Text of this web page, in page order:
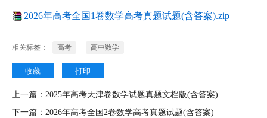
2026年高考全国1卷数学高考真题试题(含答案).zip
相关标签： 高考 高中数学
收藏 打印
上一篇： 2025年高考天津卷数学试题真题文档版(含答案)
下一篇： 2026年高考全国2卷数学高考真题试题(含答案)